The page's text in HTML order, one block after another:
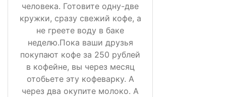
человека. Готовите одну-две
кружки, сразу свежий кофе, а
не греете воду в баке
неделю.Пока ваши друзья
покупают кофе за 250 рублей
в кофейне, вы через месяц
отобьете эту кофеварку. А
через два окупите молоко. А